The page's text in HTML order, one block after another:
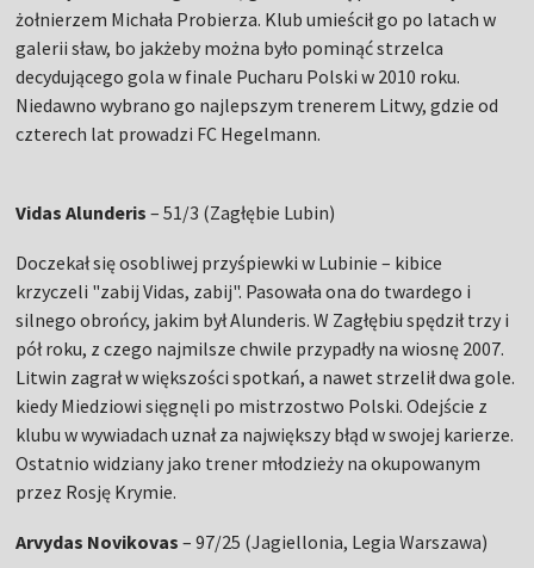
żołnierzem Michała Probierza. Klub umieścił go po latach w
galerii sław, bo jakżeby można było pominąć strzelca
decydującego gola w finale Pucharu Polski w 2010 roku.
Niedawno wybrano go najlepszym trenerem Litwy, gdzie od
czterech lat prowadzi FC Hegelmann.
Vidas Alunderis– 51/3 (Zagłębie Lubin)
Doczekał się osobliwej przyśpiewki w Lubinie – kibice
krzyczeli "zabij Vidas, zabij". Pasowała ona do twardego i
silnego obrońcy, jakim był Alunderis. W Zagłębiu spędził trzy i
pół roku, z czego najmilsze chwile przypadły na wiosnę 2007.
Litwin zagrał w większości spotkań, a nawet strzelił dwa gole.
kiedy Miedziowi sięgnęli po mistrzostwo Polski. Odejście z
klubu w wywiadach uznał za największy błąd w swojej karierze.
Ostatnio widziany jako trener młodzieży na okupowanym
przez Rosję Krymie.
Arvydas Novikovas– 97/25 (Jagiellonia, Legia Warszawa)